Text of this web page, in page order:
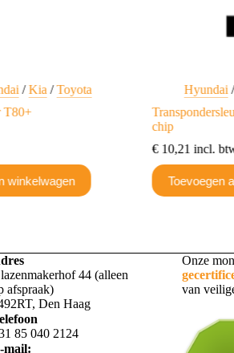
/Kia /Toyota
T80+
winkelwagen
Hyundai
chip
€10,21 incl.
Toevoegen
44 (alleen
afspraak)
Den Haag
85 040 2124
mail:
Onze
van